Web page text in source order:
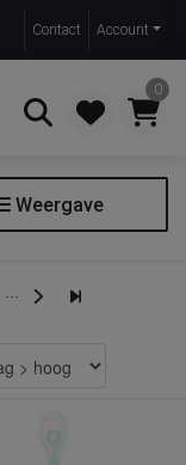
Contact Account
0
Zoeken
Weergave
...